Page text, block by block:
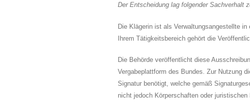
Der Entscheidung lag folgender Sachverhalt
Die Klägerin ist als Verwaltungsangestellte
Ihrem Tätigkeitsbereich gehört die
Die Behörde veröffentlicht diese
Vergabeplattform des Bundes. Zur Nutzung
Signatur benötigt, welche gemäß
nicht jedoch Körperschaften oder juristischen